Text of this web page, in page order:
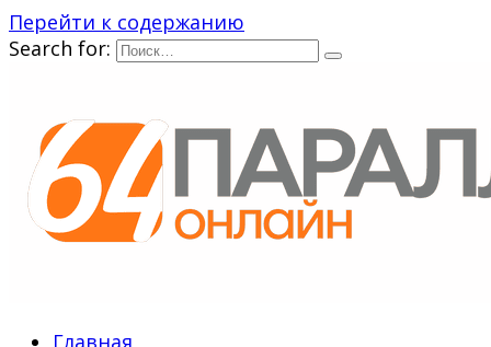
Перейти к содержанию
Search for:
Главная